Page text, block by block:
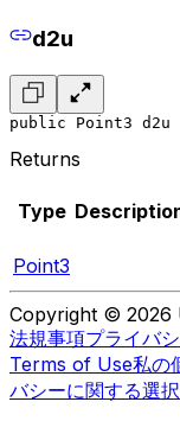
d2u
public Point3 d2u
Returns
Type
Point3
Copyright © 2026
法規事項プライバ
Terms of Use私の
バシーに関する選